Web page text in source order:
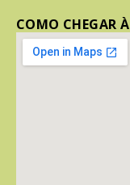
COMO CHEGAR